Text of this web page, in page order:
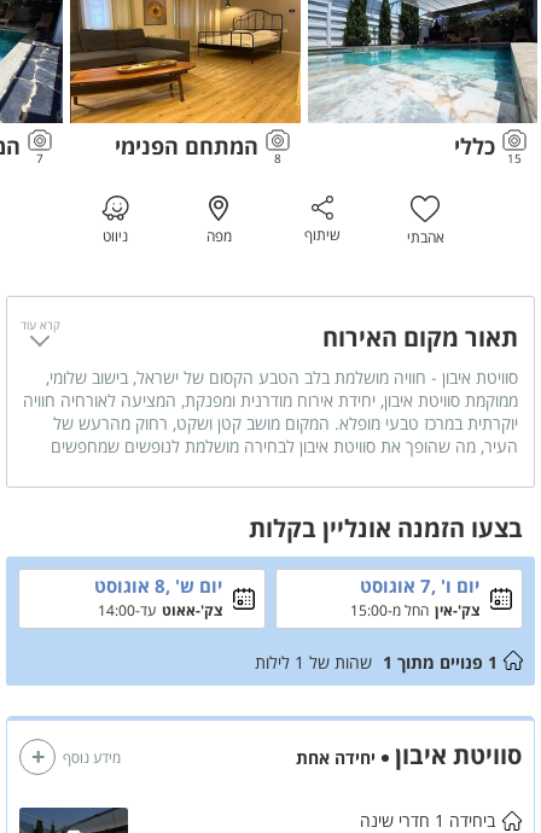
15 כללי 8 המתחם הפנימי 7
אהבתי שיתוף מפה ניווט
תאור מקום האירוח
סוויטת איבון - חוויה מושלמת בלב הטבע הקסום של ישראל, בישוב שלומי,
ממוקמת סוויטת איבון, יחידת אירוח מודרנית ומפנקת, המציעה לאורחיה חוויה
יוקרתית במרכז טבעי מופלא. המקום מושב קטן ושקט, רחוק מהרעש של
העיר, מה שהופך את סוויטת איבון לבחירה מושלמת לנופשים שמחפשים
קרא עוד
בצעו הזמנה אונליין בקלות
יום ו' ,7 אוגוסט
צק'-אין החל מ-15:00
יום ש' ,8 אוגוסט
צק'-אאוט עד-14:00
1 פנויים מתוך 1 שהות של 1 לילות
סוויטת איבון יחידה אחת
ביחידה 1 חדרי שינה
מידע נוסף